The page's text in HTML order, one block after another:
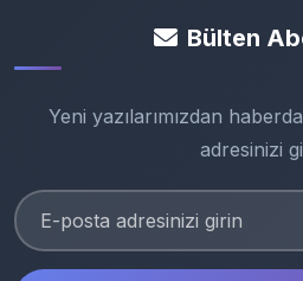
Bülten
Yeni yazılarımızdan
adresinizi